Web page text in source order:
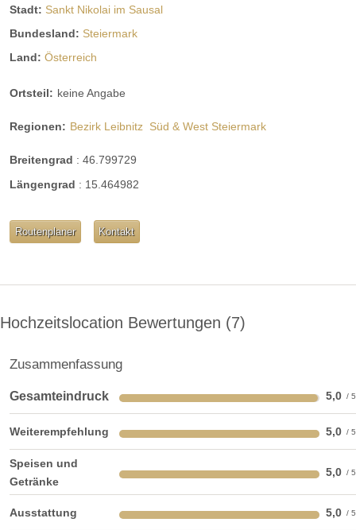
Stadt: Sankt Nikolai im Sausal
Bundesland: Steiermark
Land: Österreich
Ortsteil: keine Angabe
Regionen: Bezirk Leibnitz Süd & West Steiermark
Breitengrad : 46.799729
Längengrad : 15.464982
Routenplaner Kontakt
Hochzeitslocation Bewertungen 7
Zusammenfassung
Gesamteindruck 5,0
Weiterempfehlung 5,0
Speisen und
Getränke
5,0
Ausstattung 5,0